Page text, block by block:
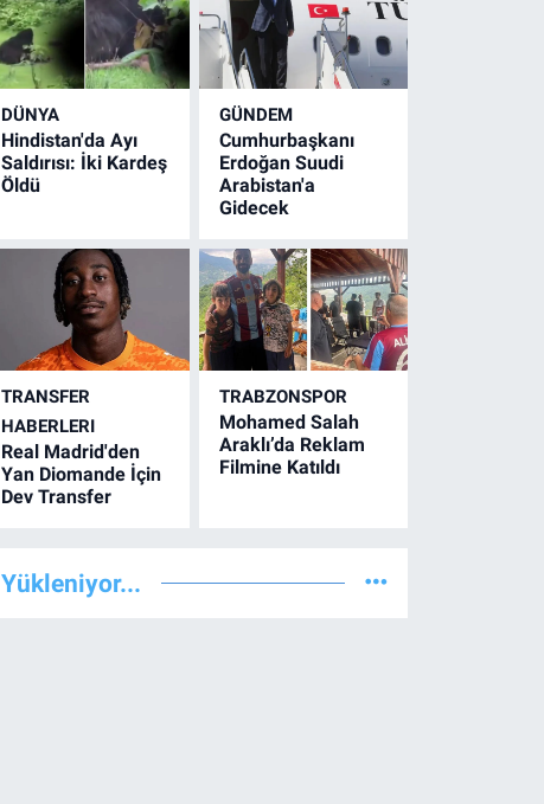
DÜNYA
Hindistan'da Ayı
Saldırısı: İki Kardeş
Öldü
GÜNDEM
Cumhurbaşkanı
Erdoğan Suudi
Arabistan'a
Gidecek
TRANSFER
HABERLERI
Real Madrid'den
Yan Diomande İçin
Dev Transfer
TRABZONSPOR
Mohamed Salah
Araklı’da Reklam
Filmine Katıldı
Yükleniyor...